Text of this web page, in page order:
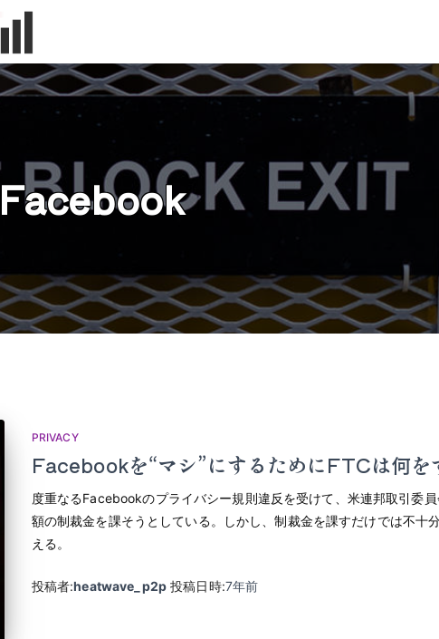
Facebook
PRIVACY
Facebookを“マシ”にするためにFTCは何を
度重なるFacebookのプライバシー規則違反を受けて、米連邦取引委
額の制裁金を課そうとしている。しかし、制裁金を課すだけでは不十
える。
投稿者:heatwave_p2p 投稿日時:7年前